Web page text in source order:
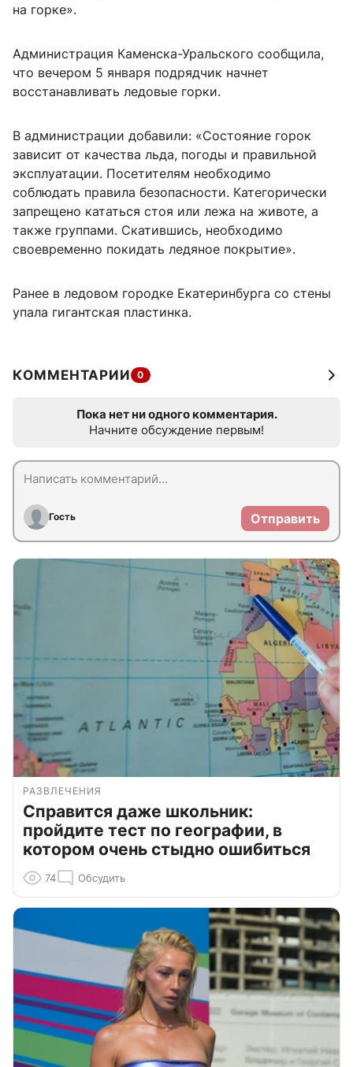
на горке».
Администрация Каменска-Уральского сообщила,
что вечером 5 января подрядчик начнет
восстанавливать ледовые горки.
В администрации добавили: «Состояние горок
зависит от качества льда, погоды и правильной
эксплуатации. Посетителям необходимо
соблюдать правила безопасности. Категорически
запрещено кататься стоя или лежа на животе, а
также группами. Скатившись, необходимо
своевременно покидать ледяное покрытие».
Ранее в ледовом городке Екатеринбурга со стены
упала гигантская пластинка.
КОММЕНТАРИИ 0
Пока нет ни одного комментария.
Начните обсуждение первым!
Гость Отправить
РАЗВЛЕЧЕНИЯ
Справится даже школьник:
пройдите тест по географии, в
котором очень стыдно ошибиться
74 Обсудить